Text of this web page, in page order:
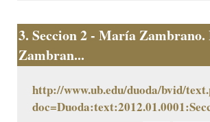
3. Seccion 2 - María
Zambran...
http://www.ub.edu/duoda/bvid/